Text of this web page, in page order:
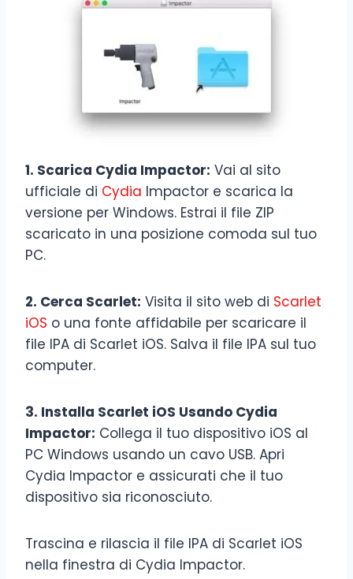
1. Scarica Cydia Impactor: Vai al sito
ufficiale di Cydia Impactor e scarica la
versione per Windows. Estrai il file ZIP
scaricato in una posizione comoda sul tuo
PC.
2. Cerca Scarlet: Visita il sito web di Scarlet
iOS o una fonte affidabile per scaricare il
file IPA di Scarlet iOS. Salva il file IPA sul tuo
computer.
3. Installa Scarlet iOS Usando Cydia
Impactor: Collega il tuo dispositivo iOS al
PC Windows usando un cavo USB. Apri
Cydia Impactor e assicurati che il tuo
dispositivo sia riconosciuto.
Trascina e rilascia il file IPA di Scarlet iOS
nella finestra di Cydia Impactor.